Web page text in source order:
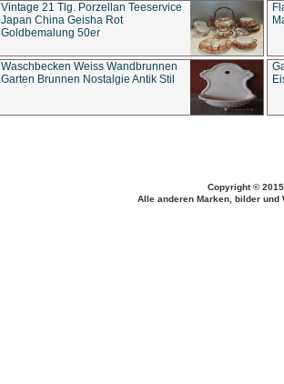
Vintage 21 Tlg. Porzellan Teeservice
Japan China Geisha Rot
Goldbemalung 50er
Waschbecken Weiss Wandbrunnen
Garten Brunnen Nostalgie Antik Stil
Copyright ©
Alle anderen Marken, bilder und